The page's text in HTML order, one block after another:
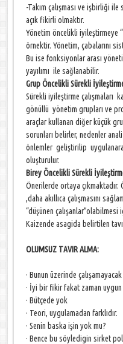
-Takım çalışması ve işbirliği
açık fikirli olmaktır.
Yönetim öncelikli iyileştirmeye
örnektir. Yönetim, çabalarını
Bu ise fonksiyonlar arası
yayılımı ile sağlanabilir.
Grup Öncelikli Sürekli
Sürekli iyileştirme çalışmaları
gönüllü yönetim grupları ve
araçlar kullanan diğer küçük
sorunları belirler, nedenler
önlemler geliştirilip
oluşturulur.
Birey Öncelikli Sürekli
Önerilerde ortaya
,daha akıllıca çalışmasını
“düşünen
Kaizende asagida belirtilen
OLUMSUZ TAVIR ALMA:
· Bunun üzerinde
· İyi bir fikir fakat zaman
· Bütçede yok
· Teori, uygulamadan farklıdır.
· Senin baska işin yok mu?
· Bence bu söyledigin sirket